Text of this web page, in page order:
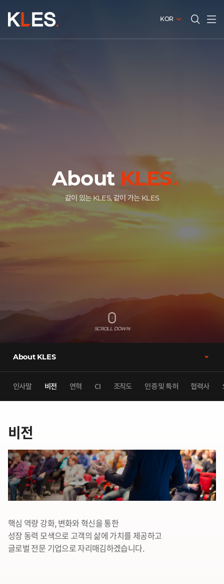
KOR
열기
About KLES
오늘이 행복한 기업, 내일이 기대되는 KLES
보이지 않는 가치를 위해 일하는 사람들
같이 있는 KLES, 같이 가는 KLES
오늘이 행복한 기업, 내일이 기대되는 KLES
보이지 않는 가치를 위해 일하는 사람들
SCROLL DOWN
About KLES
인사말 비전 연혁 CI 조직도 인증 및 특허 협력사
비전
핵심 역량 강화, 변화와 혁신을 통한
성장 동력 모색으로 고객의 삶에 가치를 제공하고
글로벌 전문 기업으로 자리매김하겠습니다.